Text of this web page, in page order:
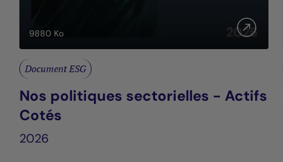
9880 Ko
Document ESG
Nos politiques sectorielles - Actifs
Cotés
2026